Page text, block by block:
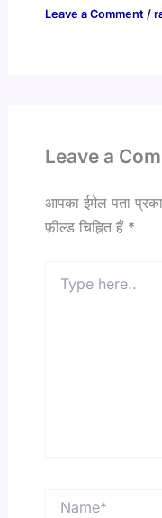
Leave a Comment /
Leave a
आपका ईमेल पता
फ़ील्ड चिह्नित हैं *
here..